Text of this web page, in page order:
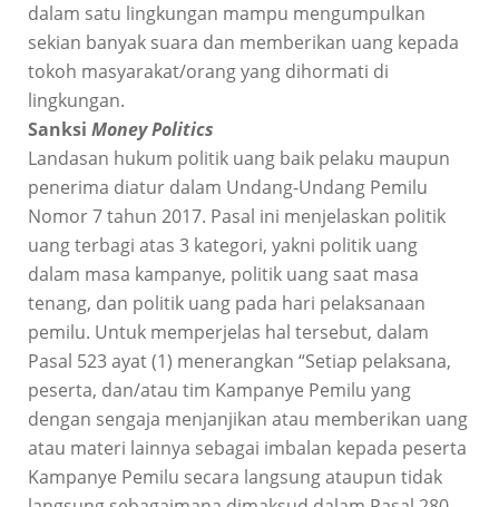
dalam satu lingkungan mampu mengumpulkan
sekian banyak suara dan memberikan uang kepada
tokoh masyarakat/orang yang dihormati di
lingkungan.
Sanksi Money Politics
Landasan hukum politik uang baik pelaku maupun
penerima diatur dalam Undang-Undang Pemilu
Nomor 7 tahun 2017. Pasal ini menjelaskan politik
uang terbagi atas 3 kategori, yakni politik uang
dalam masa kampanye, politik uang saat masa
tenang, dan politik uang pada hari pelaksanaan
pemilu. Untuk memperjelas hal tersebut, dalam
Pasal 523 ayat (1) menerangkan “Setiap pelaksana,
peserta, dan/atau tim Kampanye Pemilu yang
dengan sengaja menjanjikan atau memberikan uang
atau materi lainnya sebagai imbalan kepada peserta
Kampanye Pemilu secara langsung ataupun tidak